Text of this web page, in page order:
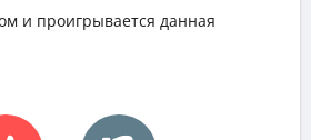
и проигрывается данная